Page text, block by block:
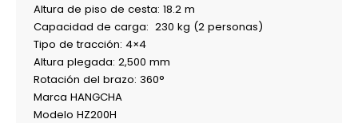
Altura de piso de cesta: 18.2 m
Capacidad de carga: 230 kg (2 personas)
Tipo de tracción: 4×4
Altura plegada: 2,500 mm
Rotación del brazo: 360°
Marca HANGCHA
Modelo HZ200H